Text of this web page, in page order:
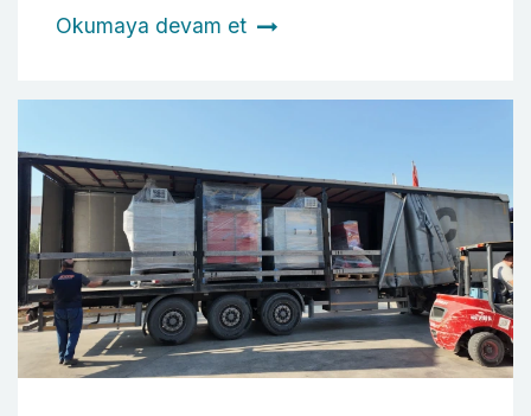
Okumaya devam et